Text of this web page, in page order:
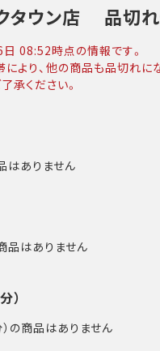
タウン店 品切
08:52時点の情報です。
により、他の商品も品切れに
承ください。
はありません
品はありません
）
の商品はありません